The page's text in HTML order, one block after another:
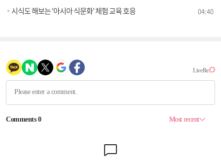
시식도 해보는 '아시아 식문화' 체험 교육 호응 04:40